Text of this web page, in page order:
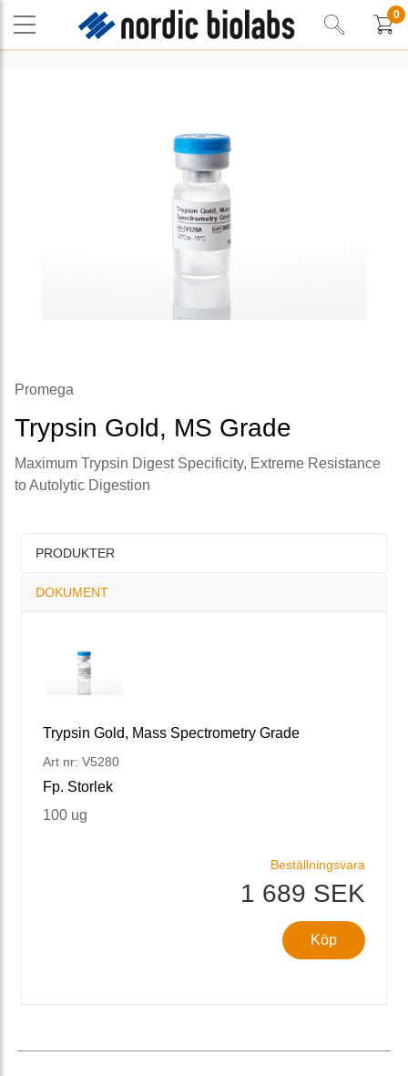
0
Promega
Trypsin Gold, MS Grade
Maximum Trypsin Digest Specificity, Extreme Resistance
to Autolytic Digestion
PRODUKTER
DOKUMENT
Trypsin Gold, Mass Spectrometry Grade
Art nr: V5280
Fp. Storlek
100 ug
Beställningsvara
1 689 SEK
Köp